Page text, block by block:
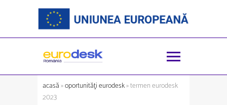
acasă»oportunităţi eurodesk» termen eurodesk
2023